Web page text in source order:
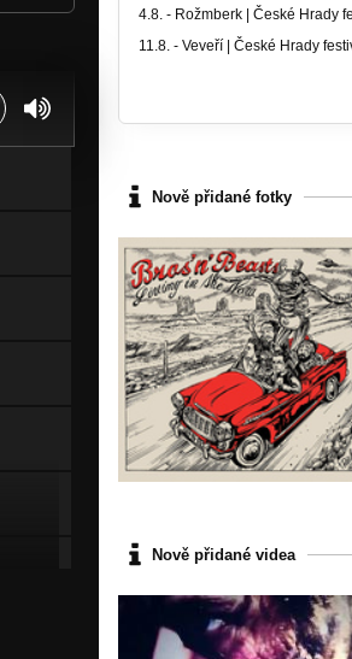
4.8. - Rožmberk | České Hrady
11.8. - Veveří | České Hrady
Nově přidané fotky
Nově přidané videa